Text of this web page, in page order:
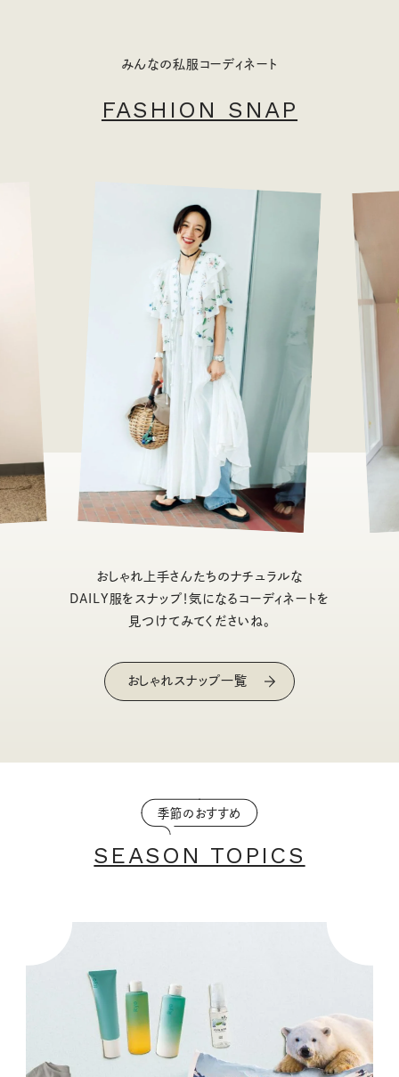
みんなの私服コーディネート
FASHION SNAP
おしゃれ上手さんたちのナチュラルな
DAILY服をスナップ！気になるコーディネートを
見つけてみてくださいね。
おしゃれスナップ一覧
季節のおすすめ
SEASON TOPICS